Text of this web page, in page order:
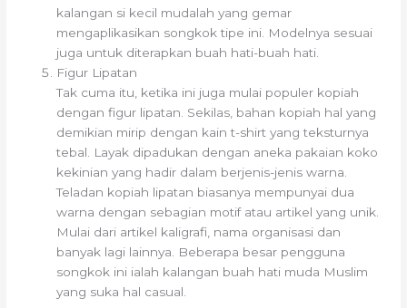
kalangan si kecil mudalah yang gemar
mengaplikasikan songkok tipe ini. Modelnya sesuai
juga untuk diterapkan buah hati-buah hati.
Figur Lipatan
Tak cuma itu, ketika ini juga mulai populer kopiah
dengan figur lipatan. Sekilas, bahan kopiah hal yang
demikian mirip dengan kain t-shirt yang teksturnya
tebal. Layak dipadukan dengan aneka pakaian koko
kekinian yang hadir dalam berjenis-jenis warna.
Teladan kopiah lipatan biasanya mempunyai dua
warna dengan sebagian motif atau artikel yang unik.
Mulai dari artikel kaligrafi, nama organisasi dan
banyak lagi lainnya. Beberapa besar pengguna
songkok ini ialah kalangan buah hati muda Muslim
yang suka hal casual.